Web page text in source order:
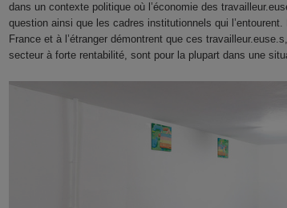
dans un contexte politique où l’économie des
question ainsi que les cadres institutionnels qui
France et à l’étranger démontrent que ces
secteur à forte rentabilité, sont pour la plupart dans une